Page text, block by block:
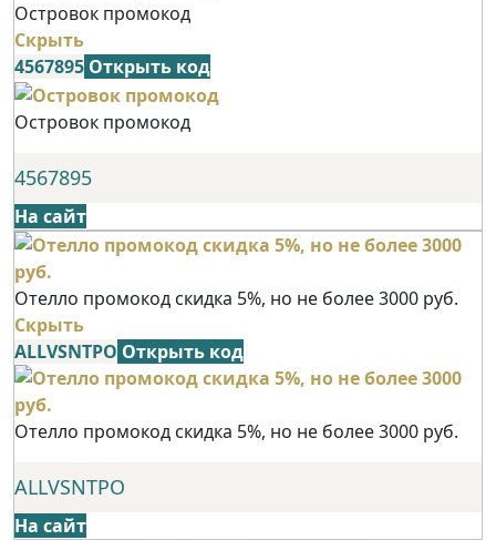
Островок промокод
Скрыть
4567895 Открыть код
Островок промокод
4567895
На сайт
Отелло промокод скидка 5%, но не более 3000 руб.
Скрыть
ALLVSNTPO Открыть код
Отелло промокод скидка 5%, но не более 3000 руб.
ALLVSNTPO
На сайт